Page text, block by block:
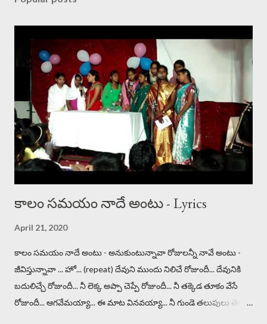
కాలం సమయం నాదే అంటు - Lyrics
April 21, 2020
కాలం సమయం నాదే అంటు - అనుకుంటున్నావా రోజులన్నీ నావే అంటు -
జీవిస్తున్నావా ... హో... (repeat) దేవుని ముందు నిలిచే రోజుందీ... దేవునికి
బదులిచ్చే రోజుందీ... నీ లెక్క అప్పా చెప్పే రోజుందీ... నీ తక్కెడ తూకం వేసే
రోజుందీ... ఆగవేమయ్యా... ఈ మాట వినవయ్యా... నీ గుండె తలుపులు తెరచి